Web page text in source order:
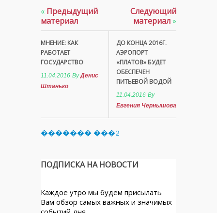
« Предыдущий
материал
МНЕНИЕ: КАК
РАБОТАЕТ
ГОСУДАРСТВО
11.04.2016 ByДенис
Штанько
Следующий
материал»
ДО КОНЦА 2016Г.
АЭРОПОРТ
«ПЛАТОВ» БУДЕТ
ОБЕСПЕЧЕН
ПИТЬЕВОЙ ВОДОЙ
11.04.2016 By
Евгения Чернышова
������� ���2
ПОДПИСКА НА НОВОСТИ
Каждое утро мы будем присылать
Вам обзор самых важных и значимых